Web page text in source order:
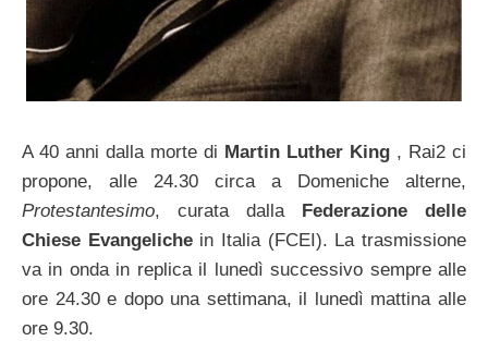
A 40 anni dalla morte di Martin Luther King , Rai2 ci
propone, alle 24.30 circa a Domeniche alterne,
Protestantesimo, curata dalla Federazione delle
Chiese Evangelichein Italia (FCEI). La trasmissione
va in onda in replica il lunedì successivo sempre alle
ore 24.30 e dopo una settimana, il lunedì mattina alle
ore 9.30.